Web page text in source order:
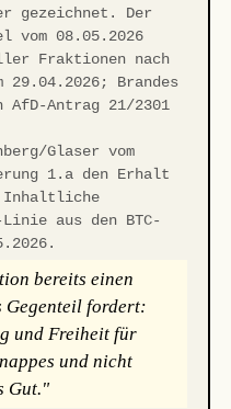
gezeichnet. Der
vom 08.05.2026
Fraktionen nach
29.04.2026; Brandes
Antrag 21/2301
Glaser vom
1.a den Erhalt
aus den BTC-
bereits einen
Gegenteil fordert:
und Freiheit für
und nicht
Gut."